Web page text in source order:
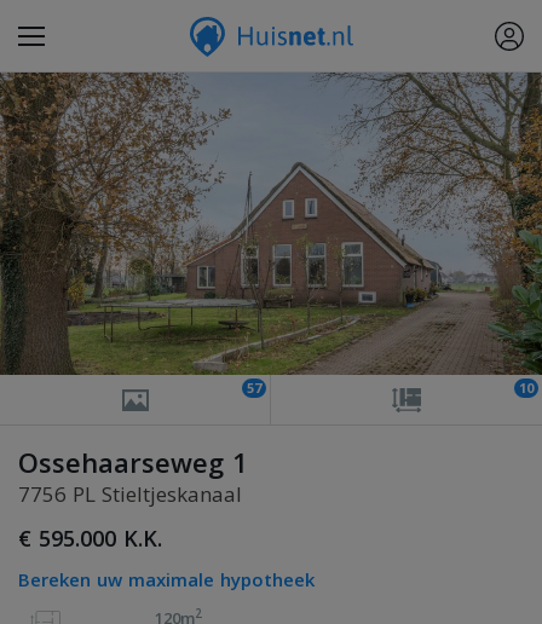
57 10
Ossehaarseweg 1
7756 PL Stieltjeskanaal
€ 595.000 K.K.
Bereken uw maximale hypotheek
120m2